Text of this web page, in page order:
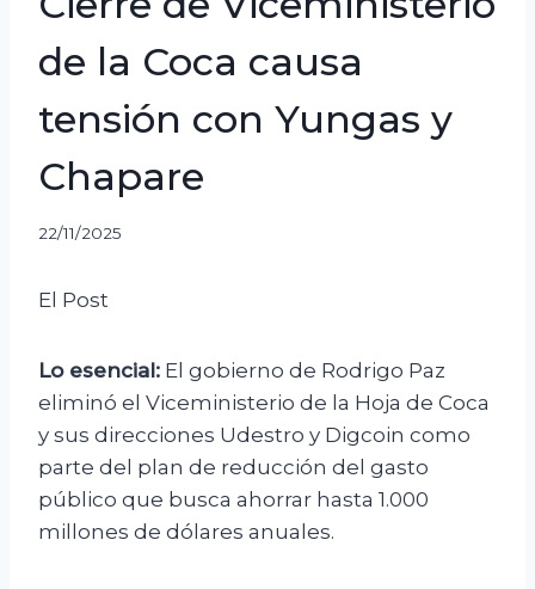
de la Coca causa
tensión con Yungas y
Chapare
22/11/2025
El Post
Lo esencial: El gobierno de Rodrigo Paz
eliminó el Viceministerio de la Hoja de Coca
y sus direcciones Udestro y Digcoin como
parte del plan de reducción del gasto
público que busca ahorrar hasta 1.000
millones de dólares anuales.